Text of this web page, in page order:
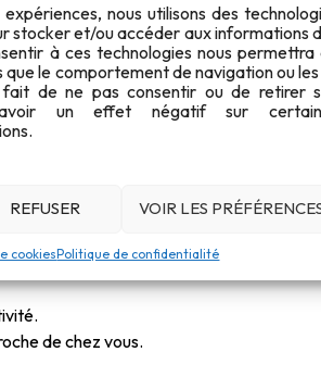
nous utilisons des
stocker et/ou accéder aux informations
à ces technologies nous permettra
le comportement de navigation ou
de ne pas consentir ou de retirer
un effet négatif sur
REFUSER VOIR LES
cookiesPolitique de confidentialité
tir à balles » en vous rendant sur
de chez vous.